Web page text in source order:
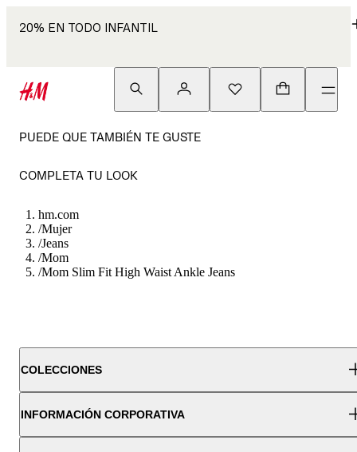
20% EN TODO INFANTIL
PUEDE QUE TAMBIÉN TE GUSTE
COMPLETA TU LOOK
hm.com
/Mujer
/Jeans
/Mom
/Mom Slim Fit High Waist Ankle Jeans
COLECCIONES
INFORMACIÓN CORPORATIVA